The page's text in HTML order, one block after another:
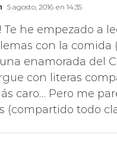
5 agosto, 2016 en 14:35
Te he empezado a
con la comida
enamorada del
con literas
caro… Pero me
(compartido todo